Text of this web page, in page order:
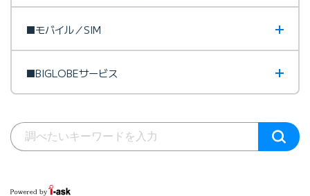
■モバイル／SIM
■BIGLOBEサービス